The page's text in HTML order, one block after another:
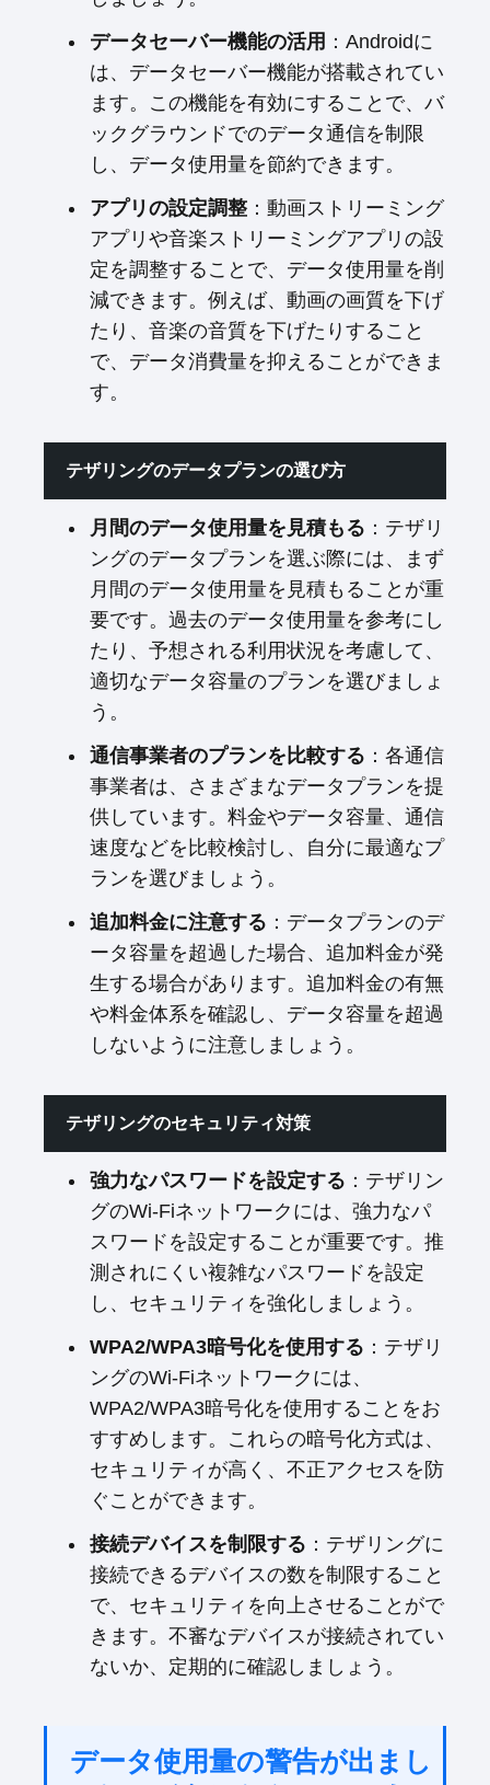
データセーバー機能の活用 ：Androidに
は、データセーバー機能が搭載されてい
ます。この機能を有効にすることで、バ
ックグラウンドでのデータ通信を制限
し、データ使用量を節約できます。
アプリの設定調整 ：動画ストリーミング
アプリや音楽ストリーミングアプリの設
定を調整することで、データ使用量を削
減できます。例えば、動画の画質を下げ
たり、音楽の音質を下げたりすること
で、データ消費量を抑えることができま
す。
テザリングのデータプランの選び方
月間のデータ使用量を見積もる ：テザリ
ングのデータプランを選ぶ際には、まず
月間のデータ使用量を見積もることが重
要です。過去のデータ使用量を参考にし
たり、予想される利用状況を考慮して、
適切なデータ容量のプランを選びましょ
う。
通信事業者のプランを比較する ：各通信
事業者は、さまざまなデータプランを提
供しています。料金やデータ容量、通信
速度などを比較検討し、自分に最適なプ
ランを選びましょう。
追加料金に注意する ：データプランのデ
ータ容量を超過した場合、追加料金が発
生する場合があります。追加料金の有無
や料金体系を確認し、データ容量を超過
しないように注意しましょう。
テザリングのセキュリティ対策
強力なパスワードを設定する ：テザリン
グのWi-Fiネットワークには、強力なパ
スワードを設定することが重要です。推
測されにくい複雑なパスワードを設定
し、セキュリティを強化しましょう。
WPA2/WPA3暗号化を使用する ：テザリ
ングのWi-Fiネットワークには、
WPA2/WPA3暗号化を使用することをお
すすめします。これらの暗号化方式は、
セキュリティが高く、不正アクセスを防
ぐことができます。
接続デバイスを制限する ：テザリングに
接続できるデバイスの数を制限すること
で、セキュリティを向上させることがで
きます。不審なデバイスが接続されてい
ないか、定期的に確認しましょう。
データ使用量の警告が出まし